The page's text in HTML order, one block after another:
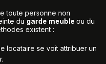
toute personne non
du garde meuble ou du
existent :
locataire se voit attribuer un